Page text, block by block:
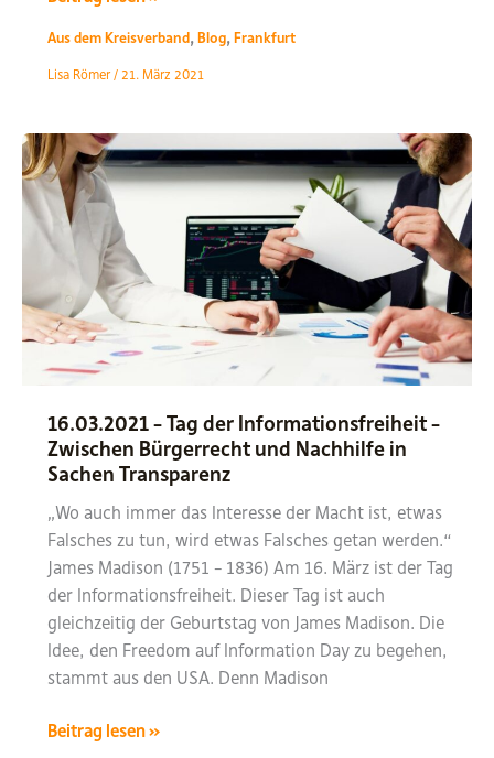
danke
und
für
Dich
in
der
Frankfurter
Kommunalpolitik!
Aus dem Kreisverband,Blog,Frankfurt
Lisa Römer/ 21. März 2021
16.03.2021 – Tag der Informationsfreiheit –
Zwischen Bürgerrecht und Nachhilfe in
Sachen Transparenz
„Wo auch immer das Interesse der Macht ist, etwas
Falsches zu tun, wird etwas Falsches getan werden.“
James Madison (1751 – 1836) Am 16. März ist der Tag
der Informationsfreiheit. Dieser Tag ist auch
gleichzeitig der Geburtstag von James Madison. Die
Idee, den Freedom auf Information Day zu begehen,
stammt aus den USA. Denn Madison
16.03.2021
Beitrag lesen »